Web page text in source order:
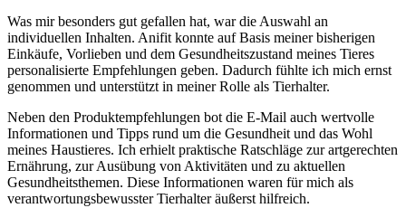
Was mir besonders gut gefallen hat,⁢ war‍ die Auswahl‌ an
individuellen Inhalten.​ Anifit konnte auf Basis meiner bisherigen
Einkäufe, ‌Vorlieben und dem Gesundheitszustand meines Tieres
‌personalisierte Empfehlungen⁤ geben. Dadurch fühlte ich mich ernst
genommen ‌und unterstützt in meiner⁤ Rolle als Tierhalter.
Neben den Produktempfehlungen bot die E-Mail auch wertvolle
Informationen und Tipps rund um die Gesundheit und das Wohl
meines Haustieres. Ich erhielt ‍praktische Ratschläge zur artgerechten
Ernährung, zur Ausübung von Aktivitäten ‍und zu aktuellen
Gesundheitsthemen. Diese Informationen waren für mich⁣ als
verantwortungsbewusster‍ Tierhalter äußerst hilfreich.